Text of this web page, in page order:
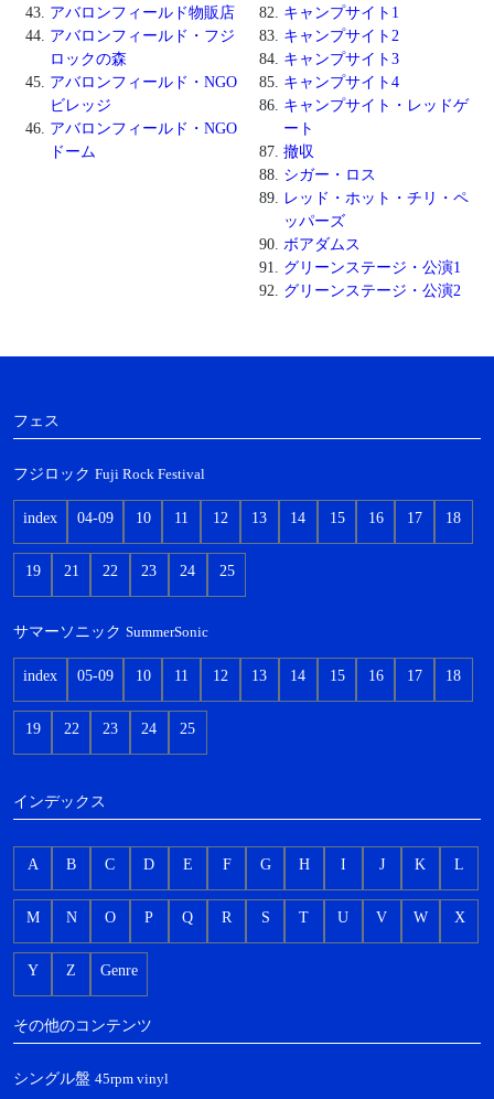
アバロンフィールド物販店
アバロンフィールド・フジ
ロックの森
アバロンフィールド・NGO
ビレッジ
アバロンフィールド・NGO
ドーム
キャンプサイト1
キャンプサイト2
キャンプサイト3
キャンプサイト4
キャンプサイト・レッドゲ
ート
撤収
シガー・ロス
レッド・ホット・チリ・ペ
ッパーズ
ボアダムス
グリーンステージ・公演1
グリーンステージ・公演2
フェス
フジロック Fuji Rock Festival
index 04-09 10 11 12 13 14 15 16 17 18
19 21 22 23 24 25
サマーソニック SummerSonic
index 05-09 10 11 12 13 14 15 16 17 18
19 22 23 24 25
インデックス
A B C D E F G H I J K L
M N O P Q R S T U V W X
Y Z Genre
その他のコンテンツ
シングル盤 45rpm vinyl